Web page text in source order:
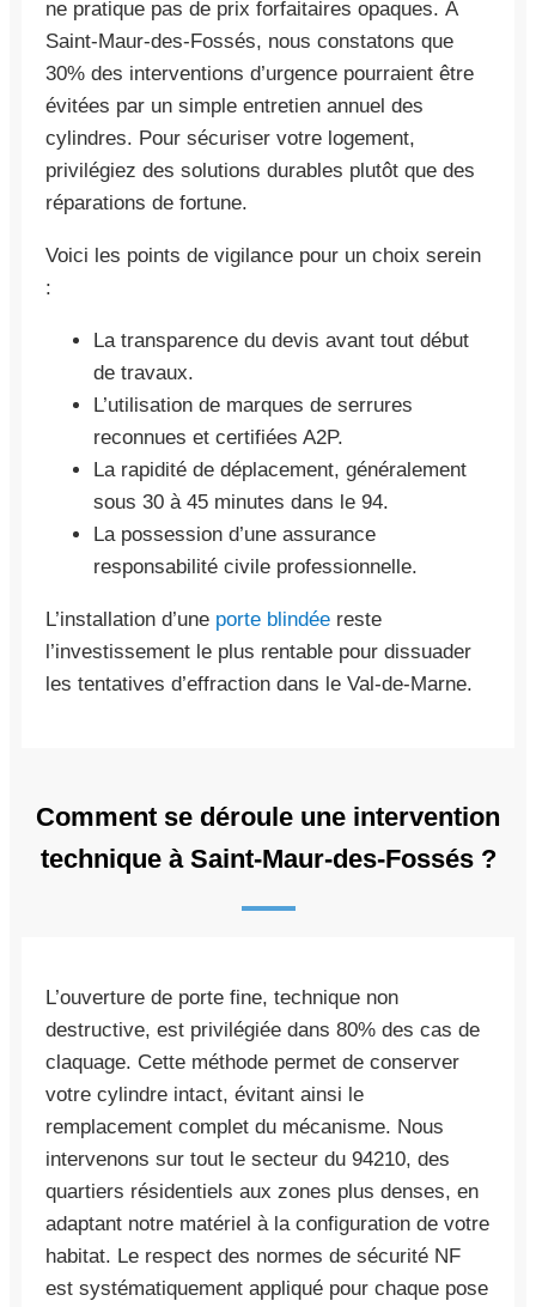
ne pratique pas de prix forfaitaires opaques. À
Saint-Maur-des-Fossés, nous constatons que
30% des interventions d’urgence pourraient être
évitées par un simple entretien annuel des
cylindres. Pour sécuriser votre logement,
privilégiez des solutions durables plutôt que des
réparations de fortune.
Voici les points de vigilance pour un choix serein
:
La transparence du devis avant tout début
de travaux.
L’utilisation de marques de serrures
reconnues et certifiées A2P.
La rapidité de déplacement, généralement
sous 30 à 45 minutes dans le 94.
La possession d’une assurance
responsabilité civile professionnelle.
L’installation d’une porte blindée reste
l’investissement le plus rentable pour dissuader
les tentatives d’effraction dans le Val-de-Marne.
Comment se déroule une intervention
technique à Saint-Maur-des-Fossés ?
L’ouverture de porte fine, technique non
destructive, est privilégiée dans 80% des cas de
claquage. Cette méthode permet de conserver
votre cylindre intact, évitant ainsi le
remplacement complet du mécanisme. Nous
intervenons sur tout le secteur du 94210, des
quartiers résidentiels aux zones plus denses, en
adaptant notre matériel à la configuration de votre
habitat. Le respect des normes de sécurité NF
est systématiquement appliqué pour chaque pose